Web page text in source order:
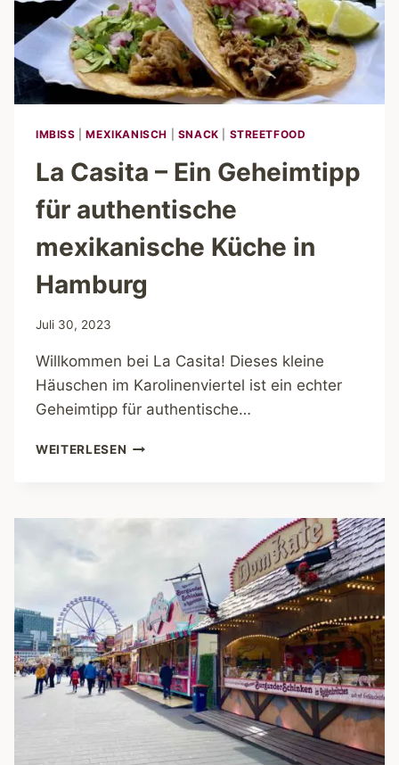
IMBISS |MEXIKANISCH SNACK STREETFOOD
La Casita – Ein Geheimtipp
für authentische
mexikanische Küche in
Hamburg
Juli 30, 2023
Willkommen bei La Casita! Dieses kleine
Häuschen im Karolinenviertel ist ein echter
Geheimtipp für authentische…
WEITERLESEN LA
GEHEIMTIPP
MEXIKANISCHE
KÜCHE
HAMBURG